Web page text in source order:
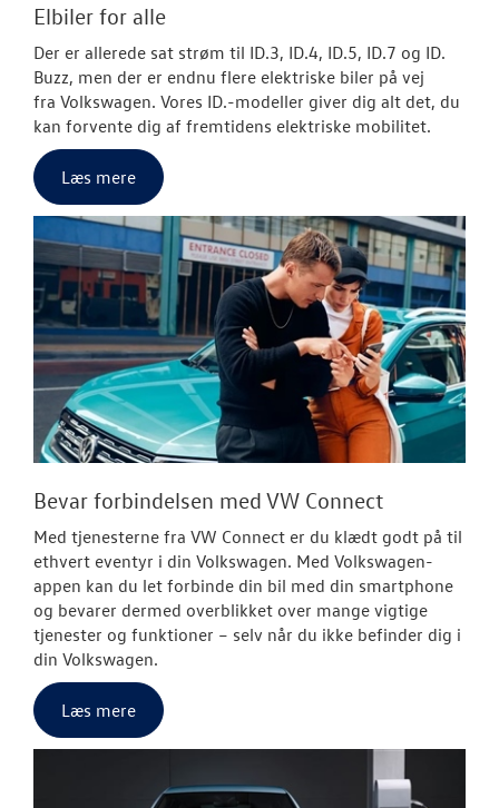
Elbiler for alle
Der er allerede sat strøm til ID.3, ID.4, ID.5, ID.7 og ID.
Buzz, men der er endnu flere elektriske biler på vej
fra Volkswagen. Vores ID.-modeller giver dig alt det, du
kan forvente dig af fremtidens elektriske mobilitet.
Læs mere
Bevar forbindelsen med VW Connect
Med tjenesterne fra VW Connect er du klædt godt på til
ethvert eventyr i din Volkswagen. Med Volkswagen-
appen kan du let forbinde din bil med din smartphone
og bevarer dermed overblikket over mange vigtige
tjenester og funktioner – selv når du ikke befinder dig i
din Volkswagen.
Læs mere